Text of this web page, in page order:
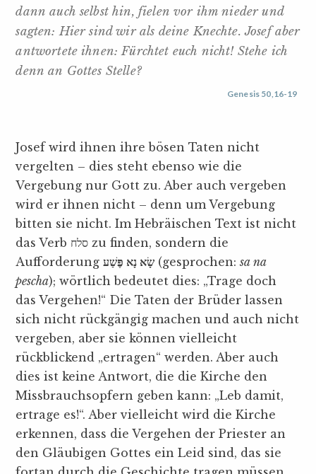
dann auch selbst hin, fielen vor ihm nieder und
sagten: Hier sind wir als deine Knechte. Josef aber
antwortete ihnen: Fürchtet euch nicht! Stehe ich
denn an Gottes Stelle?
Genesis 50,16-19
Josef wird ihnen ihre bösen Taten nicht
vergelten – dies steht ebenso wie die
Vergebung nur Gott zu. Aber auch vergeben
wird er ihnen nicht – denn um Vergebung
bitten sie nicht. Im Hebräischen Text ist nicht
das Verb סלח zu finden, sondern die
Aufforderung ‎שָׂא נָא פֶּשַׁע (gesprochen:sa na
pescha); wörtlich bedeutet dies: „Trage doch
das Vergehen!“ Die Taten der Brüder lassen
sich nicht rückgängig machen und auch nicht
vergeben, aber sie können vielleicht
rückblickend „ertragen“ werden. Aber auch
dies ist keine Antwort, die die Kirche den
Missbrauchsopfern geben kann: „Leb damit,
ertrage es!“. Aber vielleicht wird die Kirche
erkennen, dass die Vergehen der Priester an
den Gläubigen Gottes ein Leid sind, das sie